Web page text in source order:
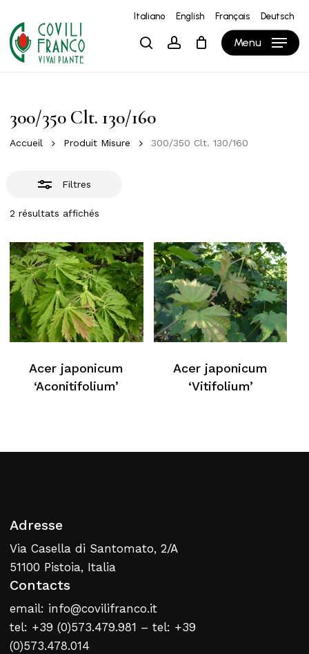
main
content
Italiano English Français Deutsch
searchaccount Menu
Panier Close
Cart
Aucun produit dans le
300/350 Clt. 130/160
Accueil Produit Misure 300/350 Clt. 130/160
Filtres
2 résultats affichés
Close
Filters
Acer japonicum
‘Aconitifolium’
Acer japonicum
‘Vitifolium’
Adresse
Via Casella di Santomato, 2/A
51100 Pistoia, Italia
Contacts
email: info@covilifranco.it
tel: +39 (0)573.479.981 – tel: +39
(0)573.478.014